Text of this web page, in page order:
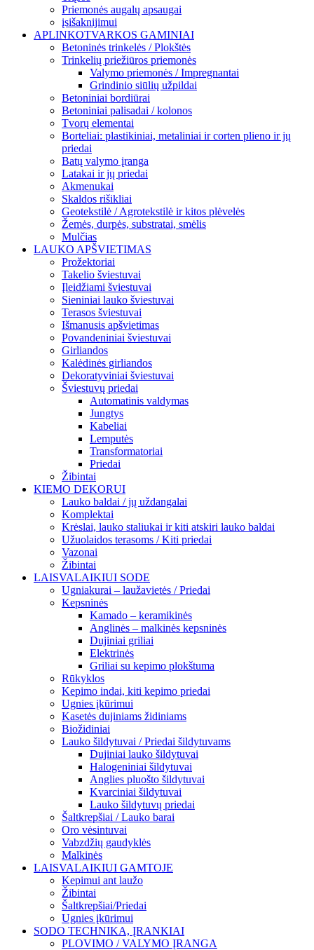
Priemonės augalų apsaugai
įsišaknijimui
APLINKOTVARKOS GAMINIAI
Betoninės trinkelės / Plokštės
Trinkelių priežiūros priemonės
Valymo priemonės / Impregnantai
Grindinio siūlių užpildai
Betoniniai bordiūrai
Betoniniai palisadai / kolonos
Tvorų elementai
Borteliai: plastikiniai, metaliniai ir corten plieno ir jų
priedai
Batų valymo įranga
Latakai ir jų priedai
Akmenukai
Skaldos rišikliai
Geotekstilė / Agrotekstilė ir kitos plėvelės
Žemės, durpės, substratai, smėlis
Mulčias
LAUKO APŠVIETIMAS
Prožektoriai
Takelio šviestuvai
Įleidžiami šviestuvai
Sieniniai lauko šviestuvai
Terasos šviestuvai
Išmanusis apšvietimas
Povandeniniai šviestuvai
Girliandos
Kalėdinės girliandos
Dekoratyviniai šviestuvai
Šviestuvų priedai
Automatinis valdymas
Jungtys
Kabeliai
Lemputės
Transformatoriai
Priedai
Žibintai
KIEMO DEKORUI
Lauko baldai / jų uždangalai
Komplektai
Krėslai, lauko staliukai ir kiti atskiri lauko baldai
Užuolaidos terasoms / Kiti priedai
Vazonai
Žibintai
LAISVALAIKIUI SODE
Ugniakurai – laužavietės / Priedai
Kepsninės
Kamado – keramikinės
Anglinės – malkinės kepsninės
Dujiniai griliai
Elektrinės
Griliai su kepimo plokštuma
Rūkyklos
Kepimo indai, kiti kepimo priedai
Ugnies įkūrimui
Kasetės dujiniams židiniams
Biožidiniai
Lauko šildytuvai / Priedai šildytuvams
Dujiniai lauko šildytuvai
Halogeniniai šildytuvai
Anglies pluošto šildytuvai
Kvarciniai šildytuvai
Lauko šildytuvų priedai
Šaltkrepšiai / Lauko barai
Oro vėsintuvai
Vabzdžių gaudyklės
Malkinės
LAISVALAIKIUI GAMTOJE
Kepimui ant laužo
Žibintai
Šaltkrepšiai/Priedai
Ugnies įkūrimui
SODO TECHNIKA, ĮRANKIAI
PLOVIMO / VALYMO ĮRANGA